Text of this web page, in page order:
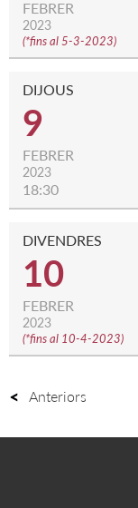
FEBRER
2023
(*fins al 5-3-2023)
DIJOUS
9
FEBRER
2023
18:30
DIVENDRES
10
FEBRER
2023
(*fins al 10-4-2023)
Anteriors